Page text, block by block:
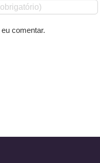
comentar.